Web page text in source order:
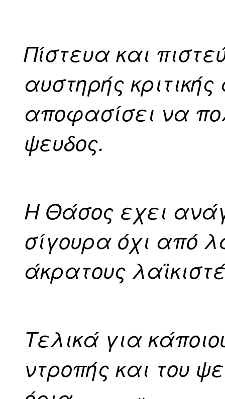
Πίστευα και
αυστηρής
αποφασίσει να
ψευδος.
Η Θάσος εχει
σίγουρα όχι από
άκρατους
Τελικά για
ντροπής και του